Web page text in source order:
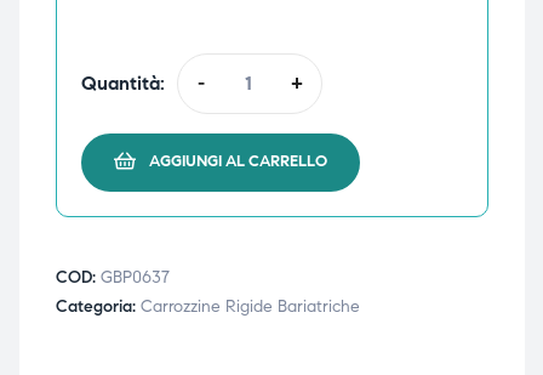
Quantità: - +
AGGIUNGI AL CARRELLO
COD: GBP0637
Categoria: Carrozzine Rigide Bariatriche